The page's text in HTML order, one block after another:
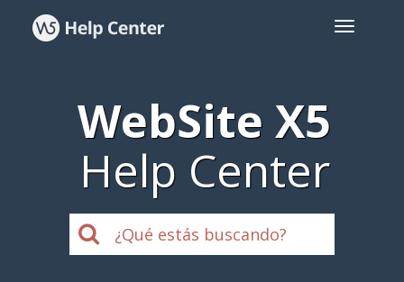
WebSite X5
Help Center